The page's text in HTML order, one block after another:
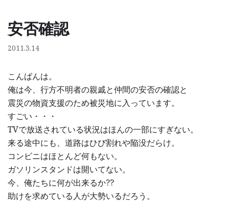
コ
ツ
へ
ス
キ
ッ
プ
安否確認
2011.3.14
こんばんは。
俺は今、行方不明者の親戚と仲間の安否の確認と
震災の物資支援のため被災地に入っています。
すごい・・・
TVで放送されている状況はほんの一部にすぎない。
来る途中にも、道路はひび割れや陥没だらけ。
コンビニはほとんど何もない。
ガソリンスタンドは開いてない。
今、俺たちに何が出来るか??
助けを求めている人が大勢いるだろう。